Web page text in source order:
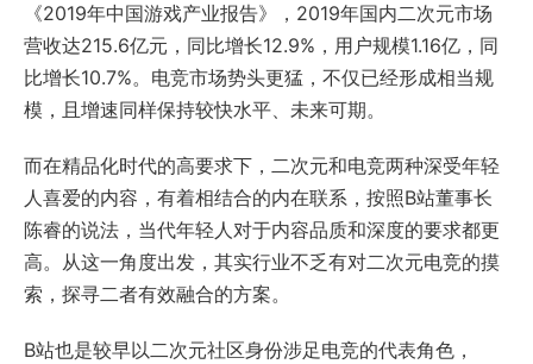
《2019年中国游戏产业报告》，2019年国内二次元市场
营收达215.6亿元，同比增长12.9%，用户规模1.16亿，同
比增长10.7%。电竞市场势头更猛，不仅已经形成相当规
模，且增速同样保持较快水平、未来可期。
而在精品化时代的高要求下，二次元和电竞两种深受年轻
人喜爱的内容，有着相结合的内在联系，按照B站董事长
陈睿的说法，当代年轻人对于内容品质和深度的要求都更
高。从这一角度出发，其实行业不乏有对二次元电竞的摸
索，探寻二者有效融合的方案。
B站也是较早以二次元社区身份涉足电竞的代表角色，